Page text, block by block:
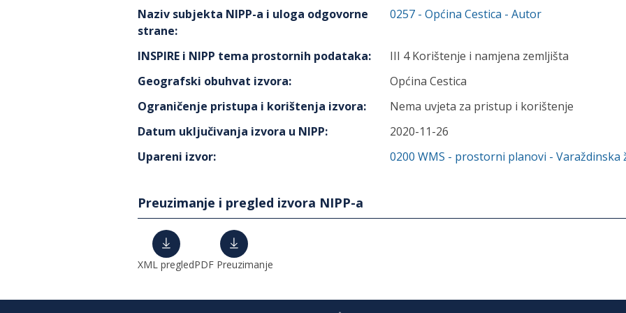
Naziv subjekta NIPP-a i uloga odgovorne
strane:
0257 - Općina Cestica - Autor
INSPIRE i NIPP tema prostornih podataka:
III 4 Korištenje i namjena zemljišta
Geografski obuhvat izvora:
Općina Cestica
Ograničenje pristupa i korištenja izvora:
Nema uvjeta za pristup i korištenje
Datum uključivanja izvora u NIPP:
2020-11-26
Upareni izvor: 0200 WMS - prostorni planovi - Varaždinska
Preuzimanje i pregled izvora NIPP-a
XML pregledPDF Preuzimanje